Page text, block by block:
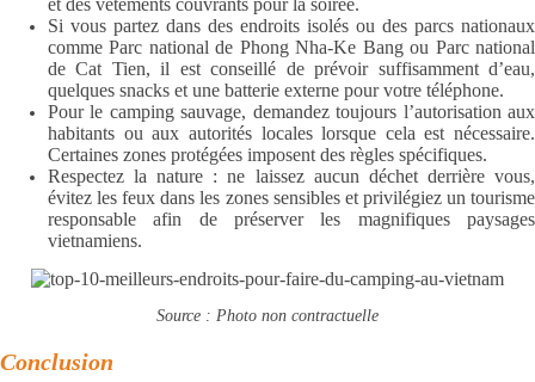
et des vêtements couvrants pour la soirée.
Si vous partez dans des endroits isolés ou des parcs nationaux
comme Parc national de Phong Nha-Ke Bang ou Parc national
de Cat Tien, il est conseillé de prévoir suffisamment d’eau,
quelques snacks et une batterie externe pour votre téléphone.
Pour le camping sauvage, demandez toujours l’autorisation aux
habitants ou aux autorités locales lorsque cela est nécessaire.
Certaines zones protégées imposent des règles spécifiques.
Respectez la nature : ne laissez aucun déchet derrière vous,
évitez les feux dans les zones sensibles et privilégiez un tourisme
responsable afin de préserver les magnifiques paysages
vietnamiens.
Source : Photo non contractuelle
Conclusion